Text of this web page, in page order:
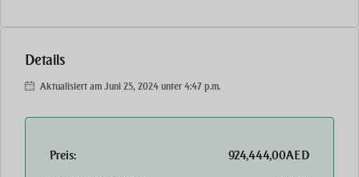
Details
Aktualisiert am Juni 25, 2024 unter 4:47 p.m.
Preis:
924,444,00AED